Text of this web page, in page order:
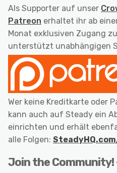
Als Supporter auf unser
Patreon erhaltet ihr ab
Monat exklusiven Zugang
unterstützt unabhängigen
Wer keine Kreditkarte oder
kann auch auf Steady ein
einrichten und erhält
alle Folgen:
Join the Community!